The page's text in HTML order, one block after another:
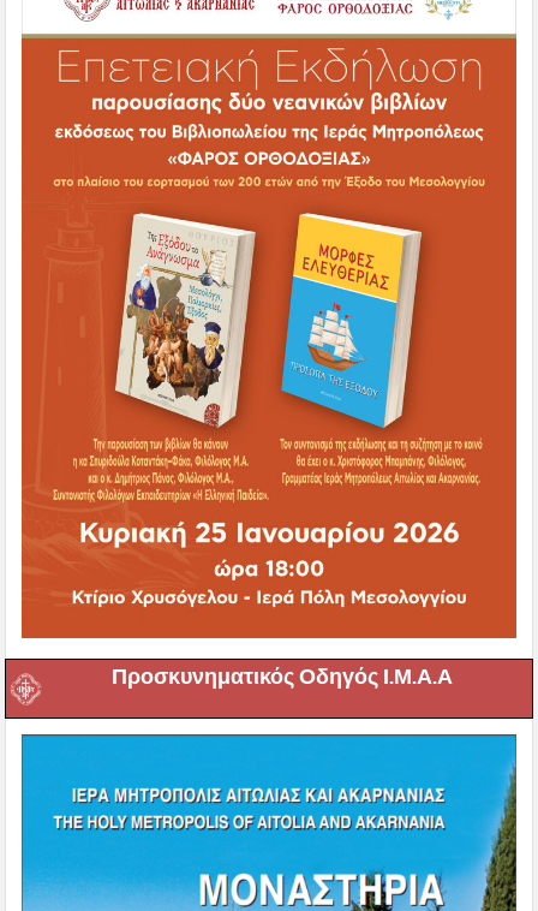
Προσκυνηματικός Οδηγός Ι.Μ.Α.Α